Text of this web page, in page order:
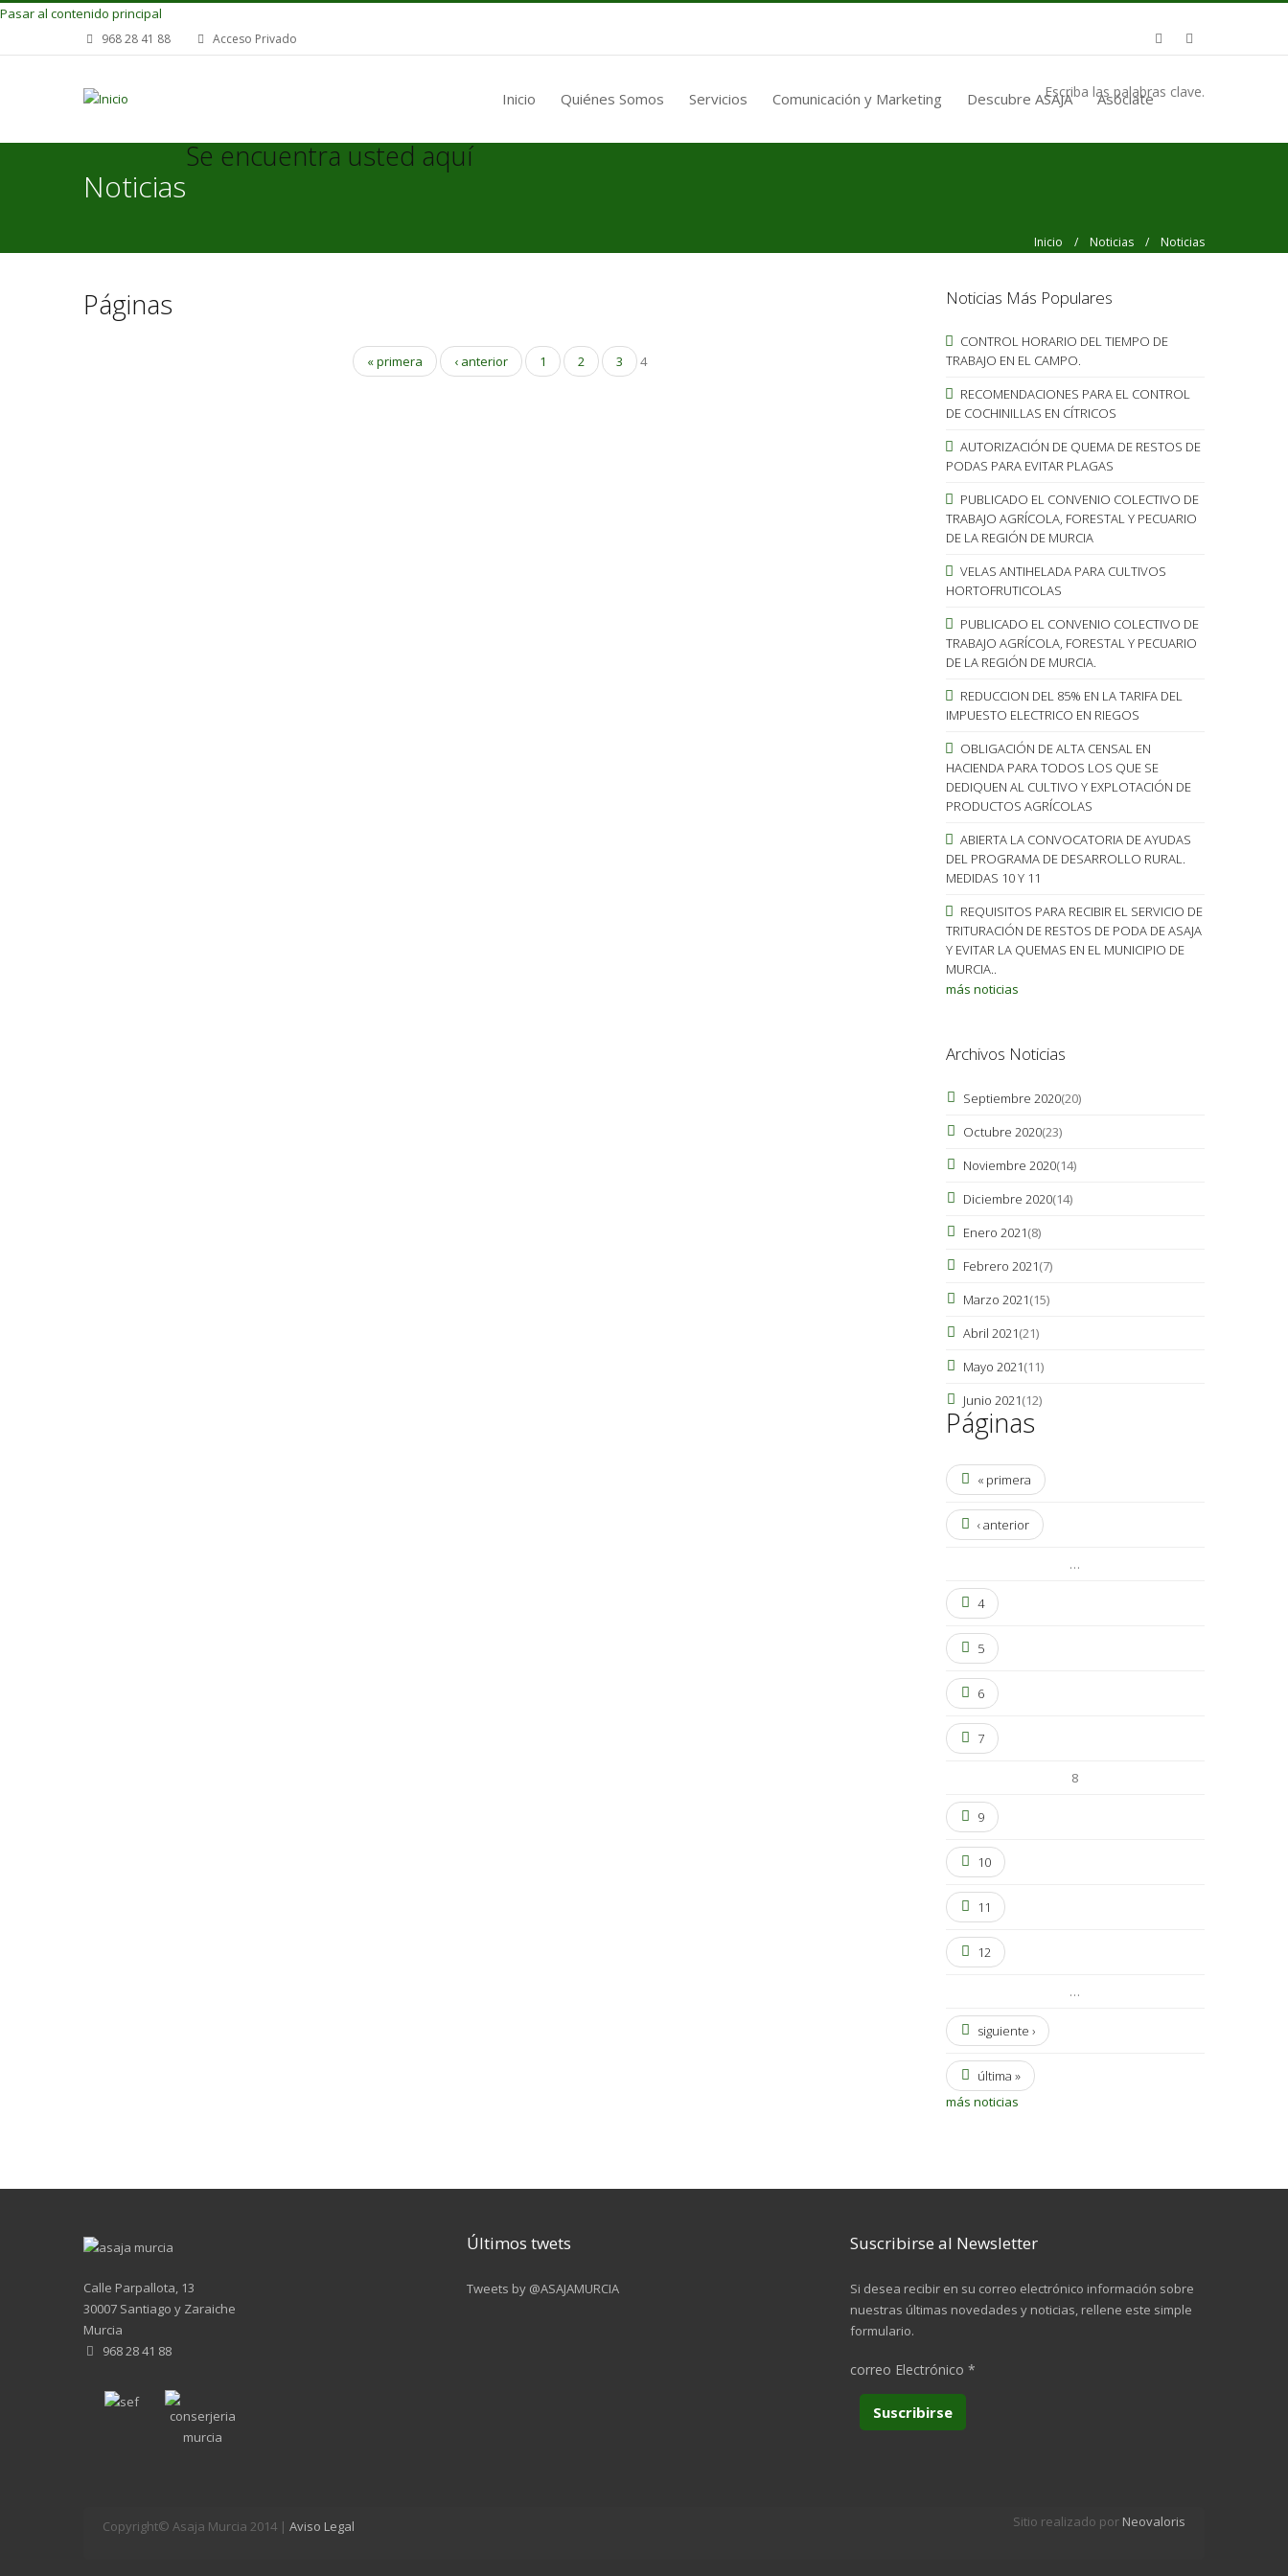
Pasar al contenido principal
968 28 41 88 Acceso Privado
Inicio Quiénes Somos Servicios Comunicación y Marketing Descubre ASAJA Asóciate
Escriba las palabras clave.
Noticias
Se encuentra usted aquí
Inicio / Noticias / Noticias
Páginas
« primera ‹ anterior 1 2 3 4
Noticias Más Populares
CONTROL HORARIO DEL TIEMPO DE
TRABAJO EN EL CAMPO.
RECOMENDACIONES PARA EL CONTROL
DE COCHINILLAS EN CÍTRICOS
AUTORIZACIÓN DE QUEMA DE RESTOS DE
PODAS PARA EVITAR PLAGAS
PUBLICADO EL CONVENIO COLECTIVO DE
TRABAJO AGRÍCOLA, FORESTAL Y PECUARIO
DE LA REGIÓN DE MURCIA
VELAS ANTIHELADA PARA CULTIVOS
HORTOFRUTICOLAS
PUBLICADO EL CONVENIO COLECTIVO DE
TRABAJO AGRÍCOLA, FORESTAL Y PECUARIO
DE LA REGIÓN DE MURCIA.
REDUCCION DEL 85% EN LA TARIFA DEL
IMPUESTO ELECTRICO EN RIEGOS
OBLIGACIÓN DE ALTA CENSAL EN
HACIENDA PARA TODOS LOS QUE SE
DEDIQUEN AL CULTIVO Y EXPLOTACIÓN DE
PRODUCTOS AGRÍCOLAS
ABIERTA LA CONVOCATORIA DE AYUDAS
DEL PROGRAMA DE DESARROLLO RURAL.
MEDIDAS 10 Y 11
REQUISITOS PARA RECIBIR EL SERVICIO DE
TRITURACIÓN DE RESTOS DE PODA DE ASAJA
Y EVITAR LA QUEMAS EN EL MUNICIPIO DE
MURCIA..
más noticias
Archivos Noticias
Septiembre 2020(20)
Octubre 2020(23)
Noviembre 2020(14)
Diciembre 2020(14)
Enero 2021(8)
Febrero 2021(7)
Marzo 2021(15)
Abril 2021(21)
Mayo 2021(11)
Junio 2021(12)
Páginas
« primera
‹ anterior
…
4
5
6
7
8
9
10
11
12
…
siguiente ›
última »
más noticias
Calle Parpallota, 13
30007 Santiago y Zaraiche
Murcia
968 28 41 88
Últimos twets
Tweets by @ASAJAMURCIA
Suscribirse al Newsletter
Si desea recibir en su correo electrónico información sobre
nuestras últimas novedades y noticias, rellene este simple
formulario.
correo Electrónico *
Copyright© Asaja Murcia 2014 | Aviso Legal Sitio realizado por Neovaloris